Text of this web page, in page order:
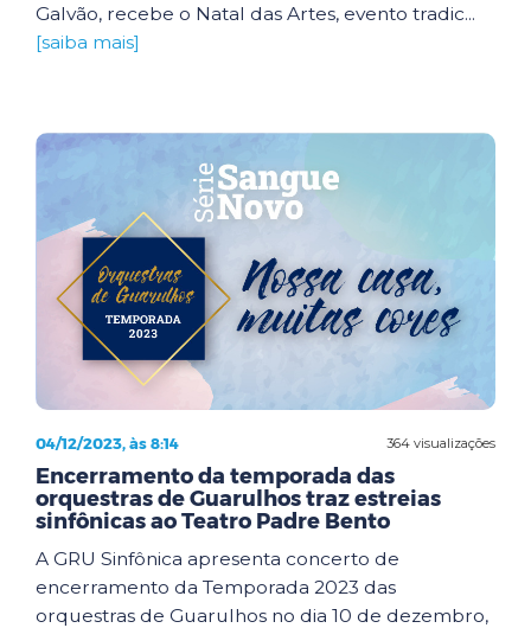
Galvão, recebe o Natal das Artes, evento tradic...
[saiba mais]
364 visualizações
04/12/2023, às 8:14
Encerramento da temporada das
orquestras de Guarulhos traz estreias
sinfônicas ao Teatro Padre Bento
A GRU Sinfônica apresenta concerto de
encerramento da Temporada 2023 das
orquestras de Guarulhos no dia 10 de dezembro,